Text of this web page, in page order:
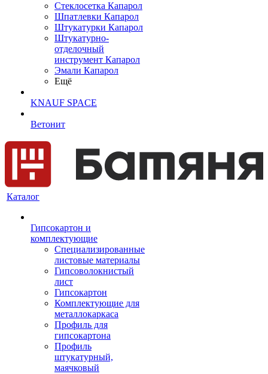
Cтеклосетка Капарол
Шпатлевки Капарол
Штукатурки Капарол
Штукатурно-
отделочный
инструмент Капарол
Эмали Капарол
Ещё
KNAUF SPACE
Ветонит
Каталог
Гипсокартон и
комплектующие
Специализированные
листовые материалы
Гипсоволокнистый
лист
Гипсокартон
Комплектующие для
металлокаркаса
Профиль для
гипсокартона
Профиль
штукатурный,
маячковый